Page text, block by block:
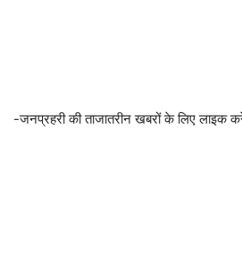
-जनप्रहरी की ताजातरीन खबरों के लिए लाइक